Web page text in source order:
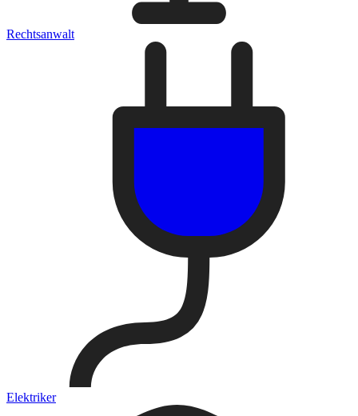
Rechtsanwalt
Elektriker